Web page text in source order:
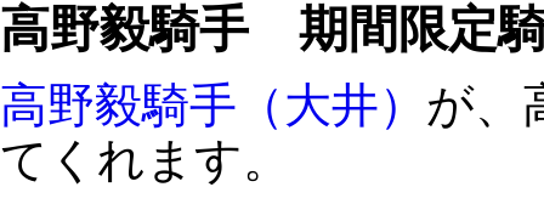
高野毅騎手 期間限定
高野毅騎手（大井） が、
てくれます。